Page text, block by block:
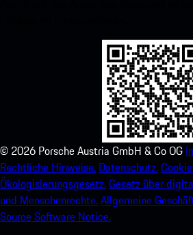
© 2026 Porsche Austria GmbH & Co OG
Rechtliche Hinweise. Datenschutz.
Ökologisierungsgesetz.Gesetz über
und Menschenrechte.Allgemeine
Source Software Notice.